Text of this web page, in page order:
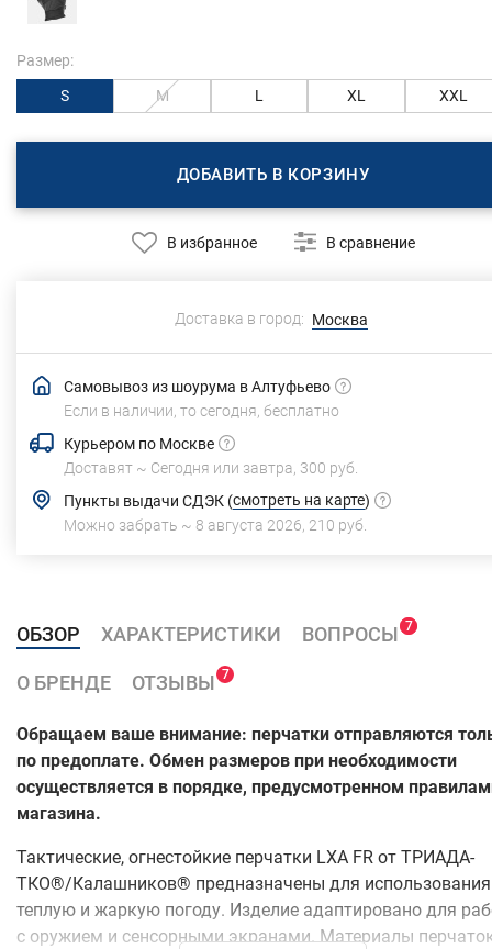
Размер:
S
M L XL XXL
ДОБАВИТЬ В КОРЗИНУ
В избранное В сравнение
Доставка в город: Москва
Самовывоз из шоурума в Алтуфьево
Если в наличии, то сегодня, бесплатно
Курьером по Москве
Доставят ~ Сегодня или завтра, 300 руб.
Пункты выдачи СДЭК (смотреть на карте)
Можно забрать ~ 8 августа 2026 210 руб.
ОБЗОР ХАРАКТЕРИСТИКИ ВОПРОСЫ 7
7
О БРЕНДЕ ОТЗЫВЫ 7
Обращаем ваше внимание: перчатки отправляются
по предоплате. Обмен размеров при необходимости
осуществляется в порядке, предусмотренном
магазина.
Тактические, огнестойкие перчатки LXA FR от ТРИАДА-
ТКО®/Калашников® предназначены для
теплую и жаркую погоду. Изделие адаптировано для
с оружием и сенсорными экранами. Материалы